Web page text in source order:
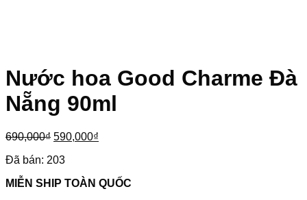
Nước hoa Good Charme Đà
Nẵng 90ml
690,000₫ Giá
là:
590,000₫
590,000₫.
Đã bán: 203
MIỄN SHIP TOÀN QUỐC